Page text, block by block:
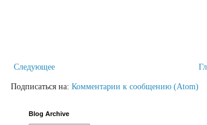
Следующее
Подписаться на: Комментарии к сообщению (Atom)
Blog Archive